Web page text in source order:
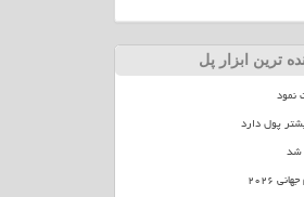
ترین ابزار پل
پول دارد
شد
۲۰۲۶